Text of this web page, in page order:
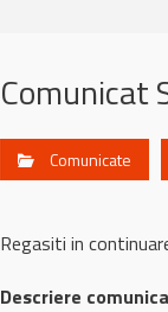
Comunicat
Comunicate
Regasiti in
Descriere